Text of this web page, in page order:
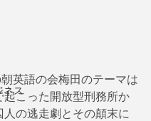
ネス
英語の会梅田のテーマは
起こった開放型刑務所か
人の逃走劇とその顛末に